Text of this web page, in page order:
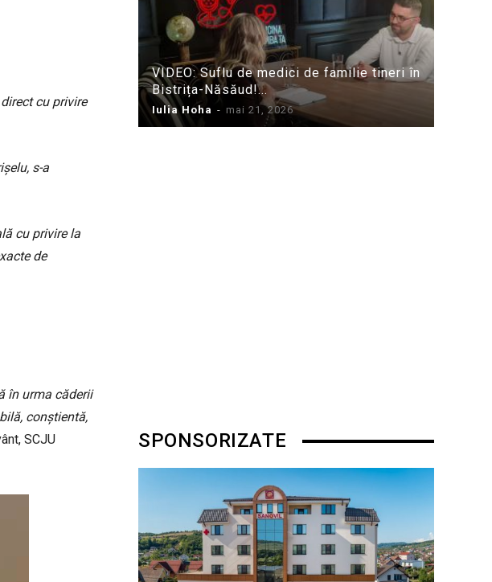
cu privire
s-a
cu privire la
de
în urma căderii
conștientă,
SCJU
VIDEO: Suflu de medici de familie tineri în
Bistrița-Năsăud!...
Iulia Hoha - mai 21, 2026
SPONSORIZATE